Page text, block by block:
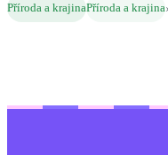
Příroda a krajinaPříroda a krajina›